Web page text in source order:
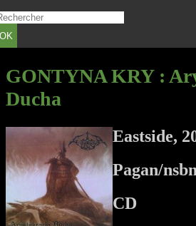
OK
GONTYNA KRY:
Ducha
Eastside,
Pagan/
CD